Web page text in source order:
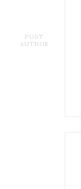
POST
AUTHOR